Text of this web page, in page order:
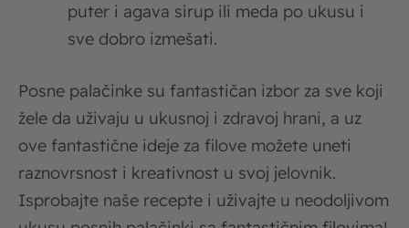
puter i agava sirup ili meda po ukusu i
sve dobro izmešati.
Posne palačinke su fantastičan izbor za sve koji
žele da uživaju u ukusnoj i zdravoj hrani, a uz
ove fantastične ideje za filove možete uneti
raznovrsnost i kreativnost u svoj jelovnik.
Isprobajte naše recepte i uživajte u neodoljivom